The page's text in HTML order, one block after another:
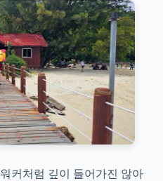
커처럼 깊이 들어가진 않아